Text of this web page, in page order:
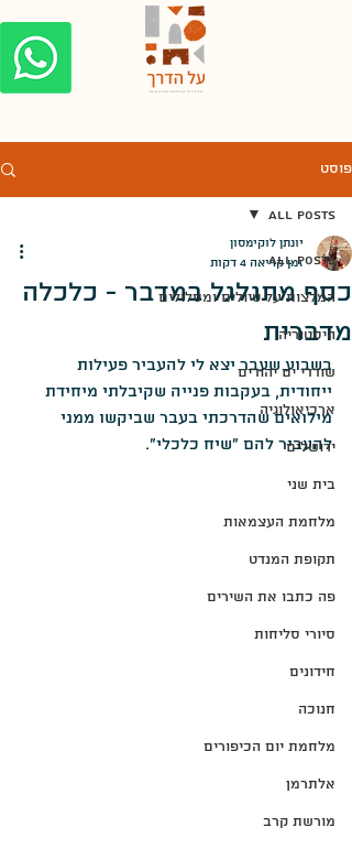
פוסט
All Posts
המלצות על טיולים ומסלולים
היסטוריה
שודדי ים יהודים
ארכיאולוגיה
ירושלים
בית שני
מלחמת העצמאות
תקופת המנדט
פה כתבו את השירים
סיורי סליחות
חידונים
חנוכה
מלחמת יום הכיפורים
אלתרמן
מורשת קרב
All Posts
כסף מתגלגל במדבר - כלכלה
מדברית
יונתן לוקימסון
זמן קריאה 4 דקות
בשבוע שעבר יצא לי להעביר פעילות
ייחודית, בעקבות פנייה שקיבלתי מיחידת
מילואים שהדרכתי בעבר שביקשו ממני
להעביר להם "שיח כלכלי".